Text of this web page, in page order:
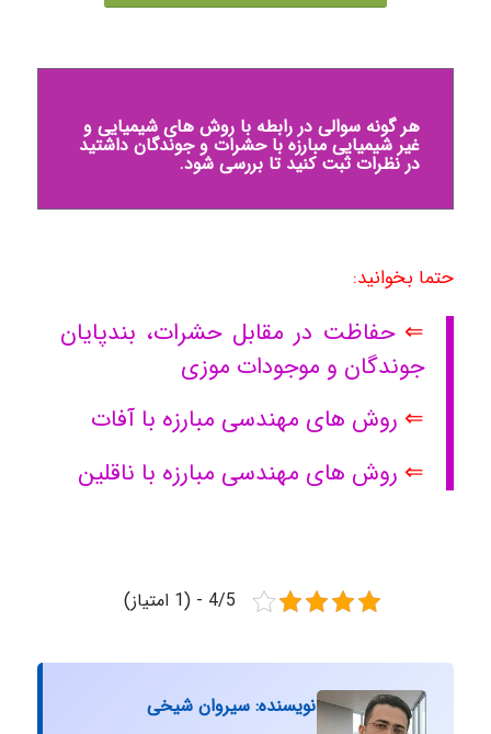
هر گونه سوالی در رابطه با روش های شیمیایی و
غیر شیمیایی مبارزه با حشرات و جوندگان داشتید
در نظرات ثبت کنید تا بررسی شود.
حتما بخوانید:
⇐حفاظت در مقابل حشرات، بندپایان
جوندگان و موجودات موزی
⇐ روش های مهندسی مبارزه با آفات
⇐ روش های مهندسی مبارزه با ناقلین
4/5 - (1 امتیاز)
نویسنده: سیروان شیخی